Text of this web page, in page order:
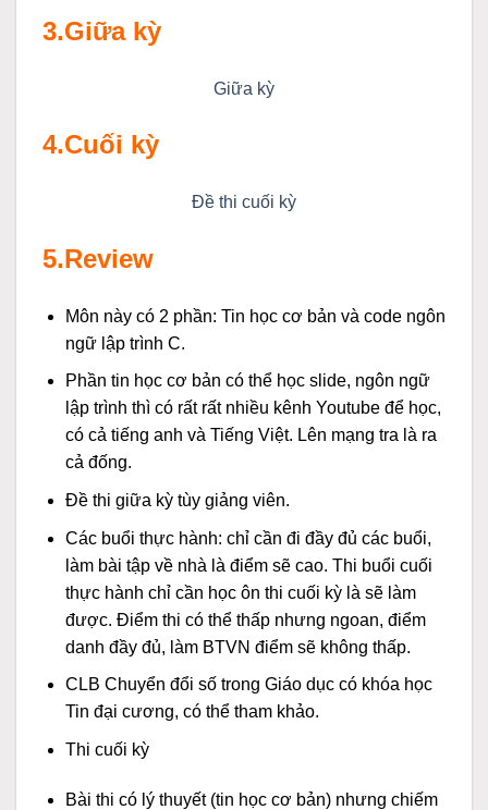
3.Giữa kỳ
Giữa kỳ
4.Cuối kỳ
Đề thi cuối kỳ
5.Review
Môn này có 2 phần: Tin học cơ bản và code ngôn
ngữ lập trình C.
Phần tin học cơ bản có thể học slide, ngôn ngữ
lập trình thì có rất rất nhiều kênh Youtube để học,
có cả tiếng anh và Tiếng Việt. Lên mạng tra là ra
cả đống.
Đề thi giữa kỳ tùy giảng viên.
Các buổi thực hành: chỉ cần đi đầy đủ các buổi,
làm bài tập về nhà là điểm sẽ cao. Thi buổi cuối
thực hành chỉ cần học ôn thi cuối kỳ là sẽ làm
được. Điểm thi có thể thấp nhưng ngoan, điểm
danh đầy đủ, làm BTVN điểm sẽ không thấp.
CLB Chuyển đổi số trong Giáo dục có khóa học
Tin đại cương, có thể tham khảo.
Thi cuối kỳ
Bài thi có lý thuyết (tin học cơ bản) nhưng chiếm